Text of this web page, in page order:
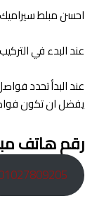
احسن مبلط
عند البدء في
يفضل ان تكون فواصل التفتيح كبيره لا تقل عن نصف 2مم
رقم هاتف